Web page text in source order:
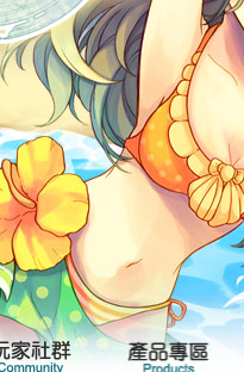
遊戲資訊